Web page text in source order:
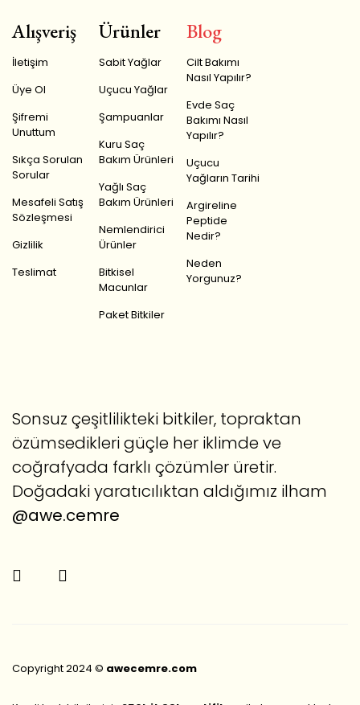
Alışveriş
İletişim
Üye Ol
Şifremi
Unuttum
Sıkça Sorulan
Sorular
Mesafeli Satış
Sözleşmesi
Gizlilik
Teslimat
Ürünler
Sabit Yağlar
Uçucu Yağlar
Şampuanlar
Kuru Saç
Bakım Ürünleri
Yağlı Saç
Bakım Ürünleri
Nemlendirici
Ürünler
Bitkisel
Macunlar
Paket Bitkiler
Blog
Cilt Bakımı
Nasıl Yapılır?
Evde Saç
Bakımı Nasıl
Yapılır?
Uçucu
Yağların Tarihi
Argireline
Peptide
Nedir?
Neden
Yorgunuz?
Sonsuz çeşitlilikteki bitkiler, topraktan
özümsedikleri güçle her iklimde ve
coğrafyada farklı çözümler üretir.
Doğadaki yaratıcılıktan aldığımız ilham
@awe.cemre
Copyright 2024 © awecemre.com